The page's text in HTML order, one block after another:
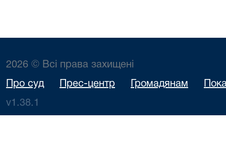
2026 © Всі права захищені
Про суд Прес-центр Громадянам
v1.38.1